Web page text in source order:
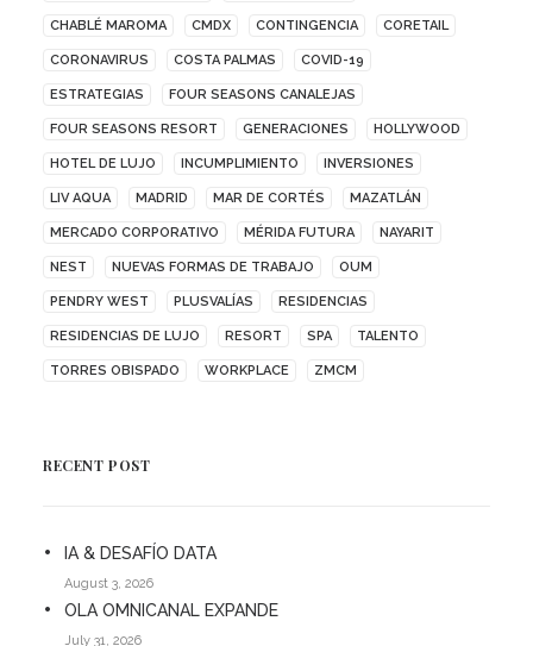
CHABLÉ MAROMA CMDX CONTINGENCIA CORETAIL
CORONAVIRUS COSTA PALMAS COVID-19
ESTRATEGIAS FOUR SEASONS CANALEJAS
FOUR SEASONS RESORT GENERACIONES HOLLYWOOD
HOTEL DE LUJO INCUMPLIMIENTO INVERSIONES
LIV AQUA MADRID MAR DE CORTÉS MAZATLÁN
MERCADO CORPORATIVO MÉRIDA FUTURA NAYARIT
NEST NUEVAS FORMAS DE TRABAJO OUM
PENDRY WEST PLUSVALÍAS RESIDENCIAS
RESIDENCIAS DE LUJO RESORT SPA TALENTO
TORRES OBISPADO WORKPLACE ZMCM
RECENT POST
IA & DESAFÍO DATA
August 3, 2026
OLA OMNICANAL EXPANDE
July 31, 2026